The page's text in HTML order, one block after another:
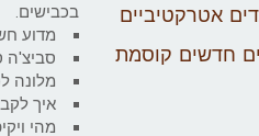
אטרקטיביים
חדשים קוסמת
בכבישים.
מדוע
סביצ'ה
מלונה
איך
מהי